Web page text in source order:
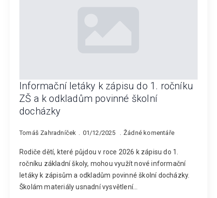
Informační letáky k zápisu do 1. ročníku
ZŠ a k odkladům povinné školní
docházky
Tomáš Zahradníček 01/12/2025 Žádné komentáře
Rodiče dětí, které půjdou v roce 2026 k zápisu do 1.
ročníku základní školy, mohou využít nové informační
letáky k zápisům a odkladům povinné školní docházky.
Školám materiály usnadní vysvětlení…